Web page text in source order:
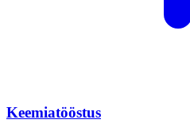
Keemiatööstus